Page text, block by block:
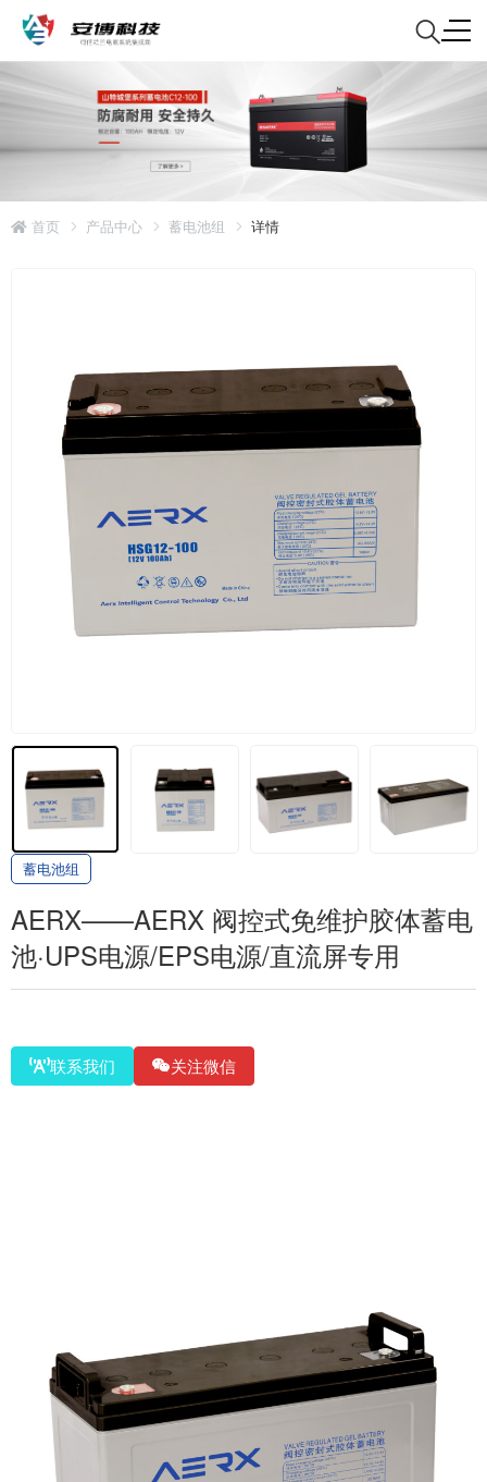
首页 产品中心 蓄电池组 详情
蓄电池组
AERX——AERX 阀控式免维护胶体蓄电
池·UPS电源/EPS电源/直流屏专用
联系我们 关注微信